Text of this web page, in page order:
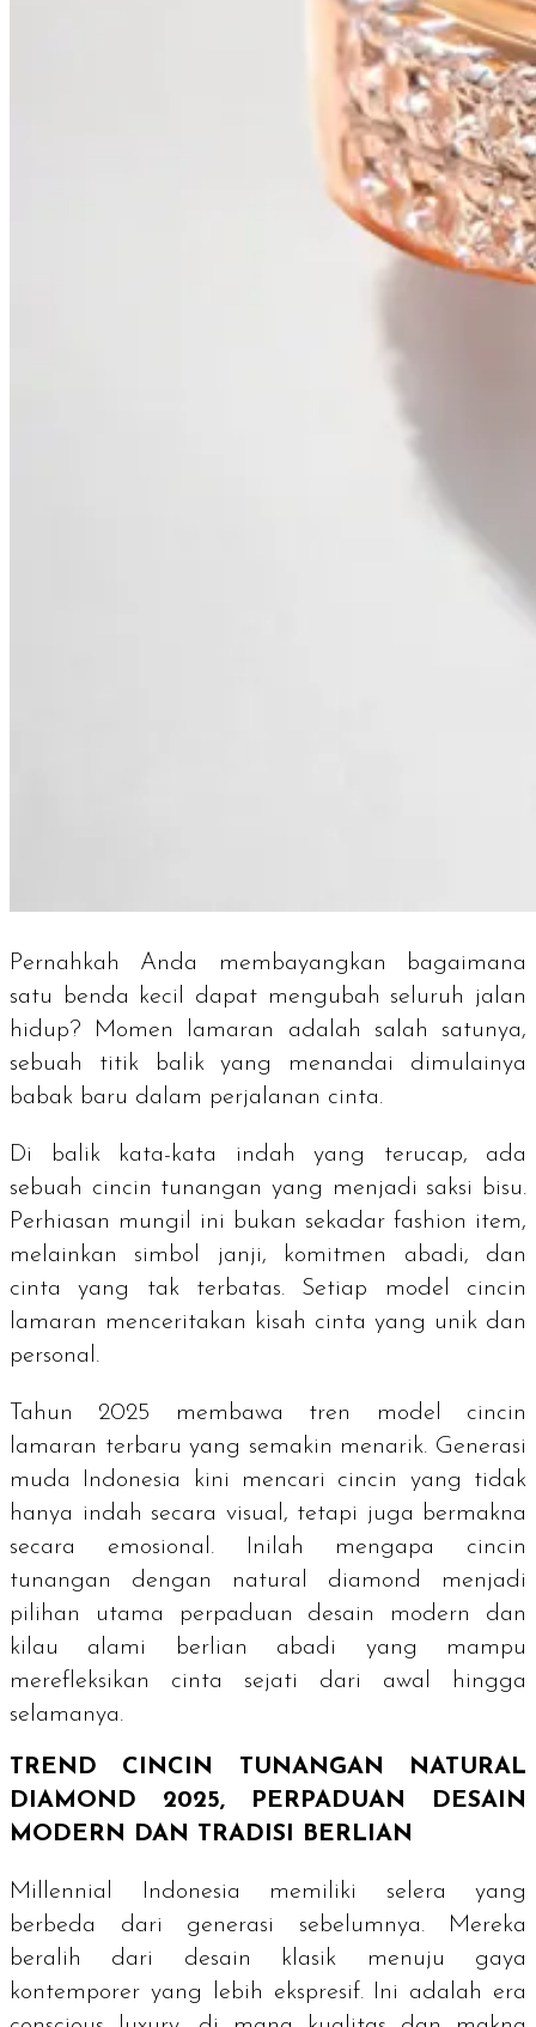
Pernahkah Anda membayangkan bagaimana
satu benda kecil dapat mengubah seluruh jalan
hidup? Momen lamaran adalah salah satunya,
sebuah titik balik yang menandai dimulainya
babak baru dalam perjalanan cinta.
Di balik kata-kata indah yang terucap, ada
sebuah cincin tunangan yang menjadi saksi bisu.
Perhiasan mungil ini bukan sekadar fashion item,
melainkan simbol janji, komitmen abadi, dan
cinta yang tak terbatas. Setiap model cincin
lamaran menceritakan kisah cinta yang unik dan
personal.
Tahun 2025 membawa tren model cincin
lamaran terbaru yang semakin menarik. Generasi
muda Indonesia kini mencari cincin yang tidak
hanya indah secara visual, tetapi juga bermakna
secara emosional. Inilah mengapa cincin
tunangan dengan natural diamond menjadi
pilihan utama perpaduan desain modern dan
kilau alami berlian abadi yang mampu
merefleksikan cinta sejati dari awal hingga
selamanya.
TREND CINCIN TUNANGAN NATURAL
DIAMOND 2025, PERPADUAN DESAIN
MODERN DAN TRADISI BERLIAN
Millennial Indonesia memiliki selera yang
berbeda dari generasi sebelumnya. Mereka
beralih dari desain klasik menuju gaya
kontemporer yang lebih ekspresif. Ini adalah era